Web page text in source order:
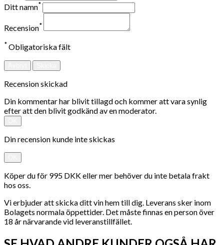
Ditt namn*
Recension*
*Obligatoriska fält
Recension skickad
Din kommentar har blivit tillagd och kommer att vara synlig
efter att den blivit godkänd av en moderator.
Din recension kunde inte skickas
Köper du för 995 DKK eller mer behöver du inte betala frakt
hos oss.
Vi erbjuder att skicka ditt vin hem till dig. Leverans sker inom
Bolagets normala öppettider. Det måste finnas en person över
18 år närvarande vid leveranstillfället.